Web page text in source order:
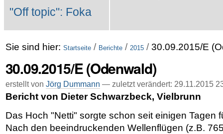
"Off topic": Foka
Sie sind hier: Startseite / Berichte / 2015 / 30.09.2015/E
30.09.2015/E (Odenwald)
erstellt von Jörg Dummann — zuletzt verändert: 29.11.2015
Bericht von Dieter Schwarzbeck, Vielbrunn
Das Hoch "Netti" sorgte schon seit einigen Tagen
Nach den beeindruckenden Wellenflügen (z.B.